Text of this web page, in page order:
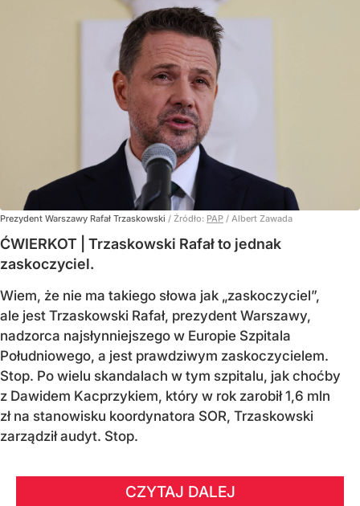
Prezydent Warszawy Rafał Trzaskowski / Źródło: PAP / Albert Zawada
ĆWIERKOT | Trzaskowski Rafał to jednak
zaskoczyciel.
Wiem, że nie ma takiego słowa jak „zaskoczyciel”,
ale jest Trzaskowski Rafał, prezydent Warszawy,
nadzorca najsłynniejszego w Europie Szpitala
Południowego, a jest prawdziwym zaskoczycielem.
Stop. Po wielu skandalach w tym szpitalu, jak choćby
z Dawidem Kacprzykiem, który w rok zarobił 1,6 mln
zł na stanowisku koordynatora SOR, Trzaskowski
zarządził audyt. Stop.
CZYTAJ DALEJ